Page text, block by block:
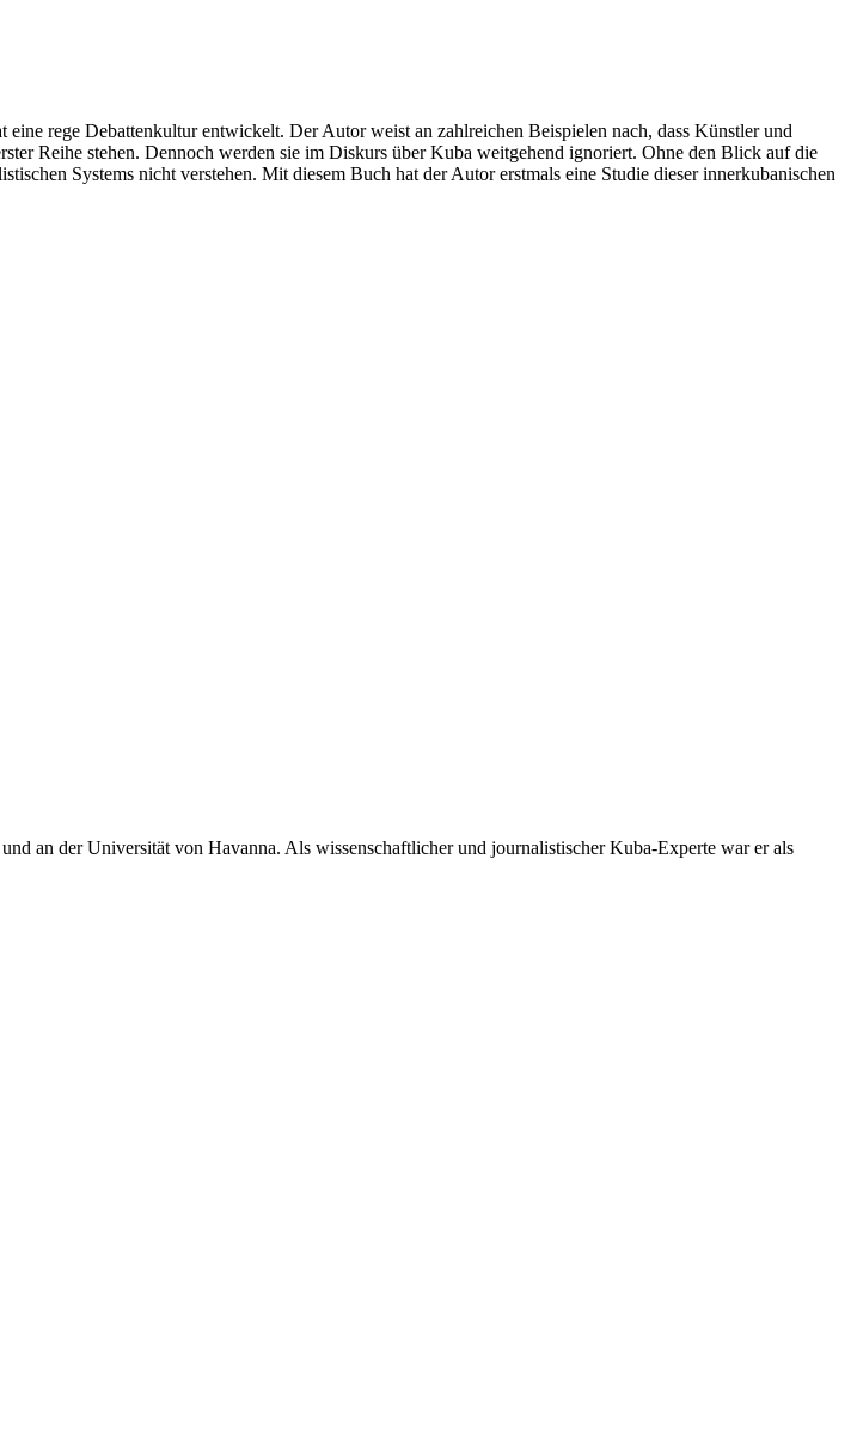
rege Debattenkultur entwickelt. Der Autor weist an zahlreichen Beispielen nach, dass Künstler und
Reihe stehen. Dennoch werden sie im Diskurs über Kuba weitgehend ignoriert. Ohne den Blick auf die
Systems nicht verstehen. Mit diesem Buch hat der Autor erstmals eine Studie dieser innerkubanischen
an der Universität von Havanna. Als wissenschaftlicher und journalistischer Kuba-Experte war er als